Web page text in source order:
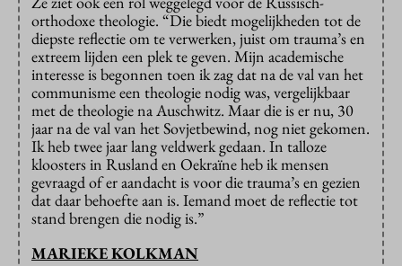
orthodoxe theologie. “Die biedt mogelijkheden tot de
diepste reflectie om te verwerken, juist om trauma’s en
extreem lijden een plek te geven. Mijn academische
interesse is begonnen toen ik zag dat na de val van het
communisme een theologie nodig was, vergelijkbaar
met de theologie na Auschwitz. Maar die is er nu, 30
jaar na de val van het Sovjetbewind, nog niet gekomen.
Ik heb twee jaar lang veldwerk gedaan. In talloze
kloosters in Rusland en Oekraïne heb ik mensen
gevraagd of er aandacht is voor die trauma’s en gezien
dat daar behoefte aan is. Iemand moet de reflectie tot
stand brengen die nodig is.”
MARIEKE KOLKMAN